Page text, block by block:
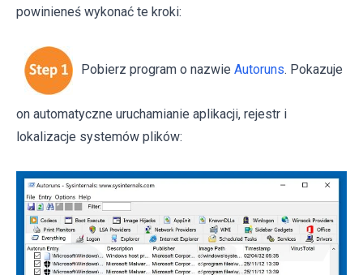
powinieneś wykonać te kroki:
Pobierz program o nazwie Autoruns. Pokazuje
on automatyczne uruchamianie aplikacji, rejestr i
lokalizacje systemów plików: